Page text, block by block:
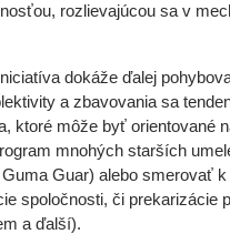
rozlievajúcou sa v
dokáže ďalej
a zbavovania sa
ktoré môže byť orientované
mnohých starších
Guar) alebo smerovať
spoločnosti, či prekarizácie
a ďalší).